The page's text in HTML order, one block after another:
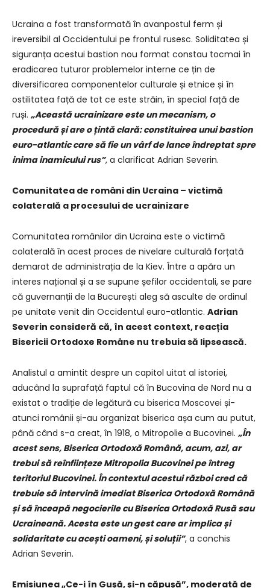
Ucraina a fost transformată în avanpostul ferm și
ireversibil al Occidentului pe frontul rusesc. Soliditatea și
siguranța acestui bastion nou format constau tocmai în
eradicarea tuturor problemelor interne ce țin de
diversificarea componentelor culturale și etnice și în
ostilitatea față de tot ce este străin, în special față de
ruși. „Această ucrainizare este un mecanism, o
procedură și are o țintă clară: constituirea unui bastion
euro-atlantic care să fie un vârf de lance îndreptat spre
inima inamicului rus”, a clarificat Adrian Severin.
Comunitatea de români din Ucraina – victimă
colaterală a procesului de ucrainizare
Comunitatea românilor din Ucraina este o victimă
colaterală în acest proces de nivelare culturală forțată
demarat de administrația de la Kiev. Între a apăra un
interes național și a se supune șefilor occidentali, se pare
că guvernanții de la București aleg să asculte de ordinul
pe unitate venit din Occidentul euro-atlantic. Adrian
Severin consideră că, în acest context, reacția
Bisericii Ortodoxe Române nu trebuia să lipsească.
Analistul a amintit despre un capitol uitat al istoriei,
aducând la suprafață faptul că în Bucovina de Nord nu a
existat o tradiție de legătură cu biserica Moscovei și-
atunci românii și-au organizat biserica așa cum au putut,
până când s-a creat, în 1918, o Mitropolie a Bucovinei. „În
acest sens, Biserica Ortodoxă Română, acum, azi, ar
trebui să reînființeze Mitropolia Bucovinei pe întreg
teritoriul Bucovinei. În contextul acestui război cred că
trebuie să intervină imediat Biserica Ortodoxă Română
și să înceapă negocierile cu Biserica Ortodoxă Rusă sau
Ucraineană. Acesta este un gest care ar implica și
solidaritate cu acești oameni, și soluții”, a conchis
Adrian Severin.
Emisiunea „Ce-i în Gușă, și-n căpușă”, moderată de